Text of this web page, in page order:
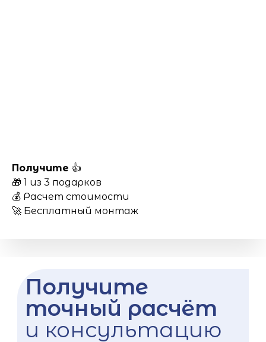
Получите 👍
🎁 1 из 3 подарков
💰 Расчет стоимости
🚀 Бесплатный монтаж
Получите
точный расчёт
и консультацию